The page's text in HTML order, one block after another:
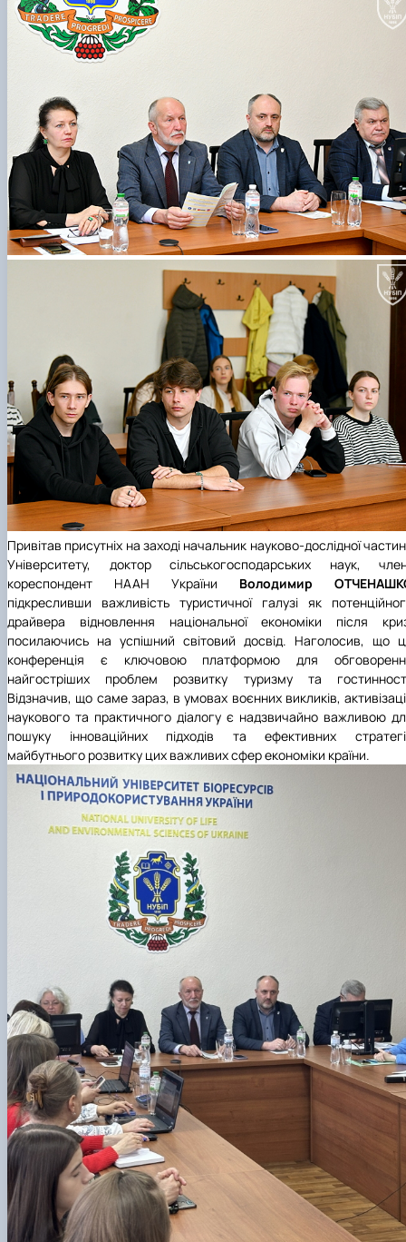
Привітав присутніх на заході начальник науково-дослідної
Університету, доктор сільськогосподарських наук,
кореспондент НААН України Володимир
підкресливши важливість туристичної галузі як
драйвера відновлення національної економіки після
посилаючись на успішний світовий досвід. Наголосив, що
конференція є ключовою платформою для
найгостріших проблем розвитку туризму та
Відзначив, що саме зараз, в умовах воєнних викликів,
наукового та практичного діалогу є надзвичайно важливою
пошуку інноваційних підходів та ефективних
майбутнього розвитку цих важливих сфер економіки країни.